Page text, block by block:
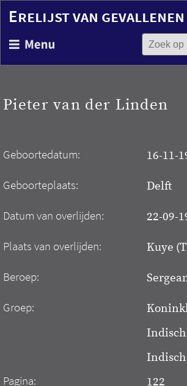
en
gaan
Erelijst van gevallenen
Zoek op naam
Pieter van der Linden
Geboortedatum: 16-11-
Geboorteplaats: Delft
Datum van overlijden: 22-09-
Plaats van overlijden: Kuye
Beroep:
Groep:
Pagina: 122